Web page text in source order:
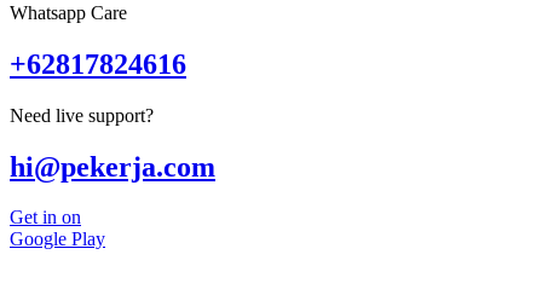
Whatsapp Care
+62817824616
Need live support?
hi@pekerja.com
Get in on
Google Play